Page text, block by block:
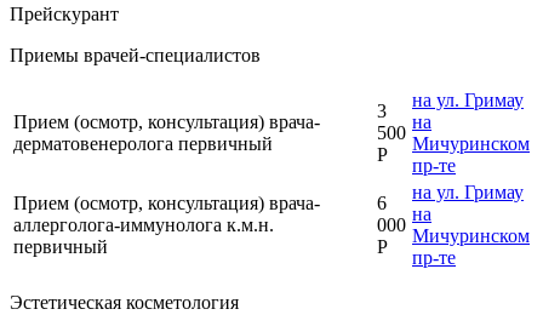
Прейскурант
Приемы врачей-специалистов
Прием (осмотр, консультация) врача-
дерматовенеролога первичный
3
500
Р
на ул. Гримау
на
Мичуринском
пр-те
Прием (осмотр, консультация) врача-
аллерголога-иммунолога к.м.н.
первичный
6
000
Р
на ул. Гримау
на
Мичуринском
пр-те
Эстетическая косметология